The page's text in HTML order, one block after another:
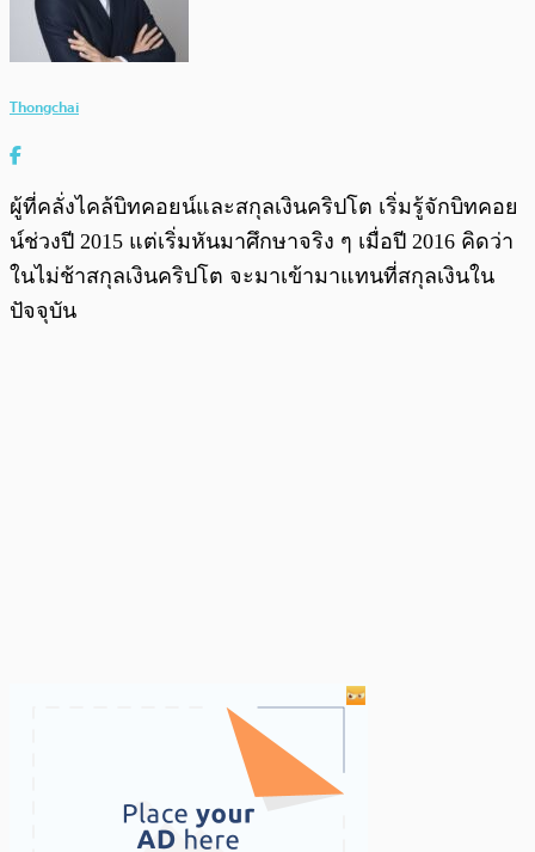
Thongchai
ผู้ที่คลั่งไคล้บิทคอยน์และสกุลเงินคริปโต เริ่มรู้จักบิทคอย
น์ช่วงปี 2015 แต่เริ่มหันมาศึกษาจริง ๆ เมื่อปี 2016 คิดว่า
ในไม่ช้าสกุลเงินคริปโต จะมาเข้ามาแทนที่สกุลเงินใน
ปัจจุบัน